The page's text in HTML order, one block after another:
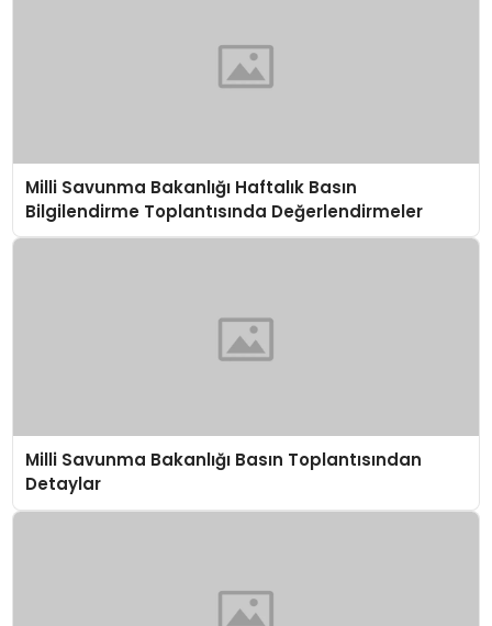
Milli Savunma Bakanlığı Haftalık Basın
Bilgilendirme Toplantısında Değerlendirmeler
Milli Savunma Bakanlığı Basın Toplantısından
Detaylar